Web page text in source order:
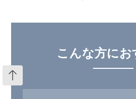
こんな方にお